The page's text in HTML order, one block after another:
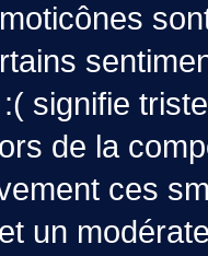
signifie
de la
ces
un